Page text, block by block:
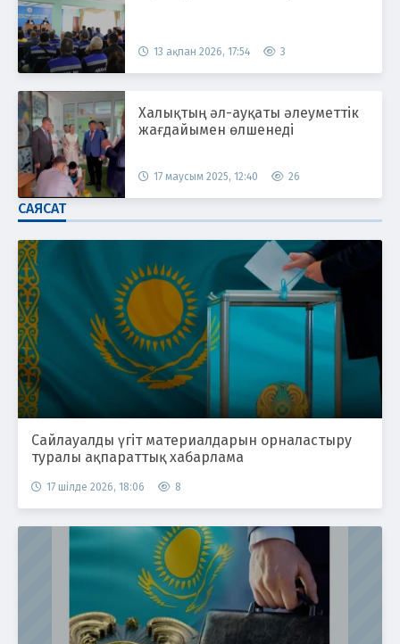
13 ақпан 2026, 17:54 3
Халықтың әл-ауқаты әлеуметтік
жағдайымен өлшенеді
17 маусым 2025, 12:40 26
САЯСАТ
Сайлауалды үгіт материалдарын орналастыру
туралы ақпараттық хабарлама
17 шілде 2026, 18:06 8